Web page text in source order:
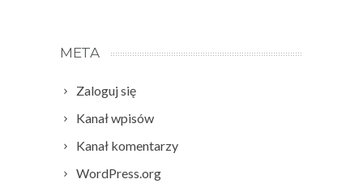
META
Zaloguj się
Kanał wpisów
Kanał komentarzy
WordPress.org